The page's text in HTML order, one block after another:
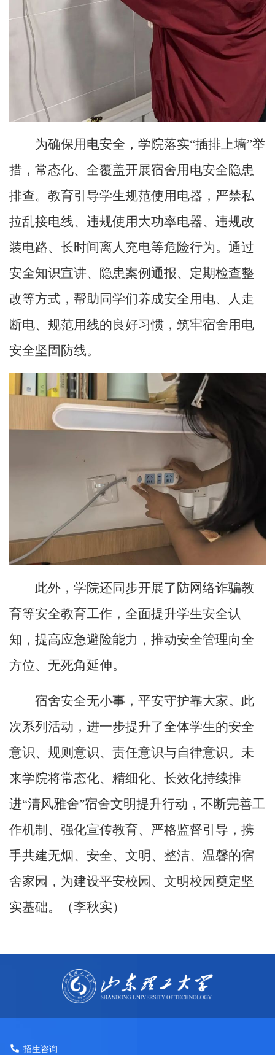
为确保用电安全，学院落实“插排上墙”举
措，常态化、全覆盖开展宿舍用电安全隐患
排查。教育引导学生规范使用电器，严禁私
拉乱接电线、违规使用大功率电器、违规改
装电路、长时间离人充电等危险行为。通过
安全知识宣讲、隐患案例通报、定期检查整
改等方式，帮助同学们养成安全用电、人走
断电、规范用线的良好习惯，筑牢宿舍用电
安全坚固防线。
此外，学院还同步开展了防网络诈骗教
育等安全教育工作，全面提升学生安全认
知，提高应急避险能力，推动安全管理向全
方位、无死角延伸。
宿舍安全无小事，平安守护靠大家。此
次系列活动，进一步提升了全体学生的安全
意识、规则意识、责任意识与自律意识。未
来学院将常态化、精细化、长效化持续推
进“清风雅舍”宿舍文明提升行动，不断完善工
作机制、强化宣传教育、严格监督引导，携
手共建无烟、安全、文明、整洁、温馨的宿
舍家园，为建设平安校园、文明校园奠定坚
实基础。（李秋实）
招生咨询